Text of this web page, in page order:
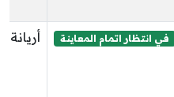
في انتظار اتمام المعاينة أريانة